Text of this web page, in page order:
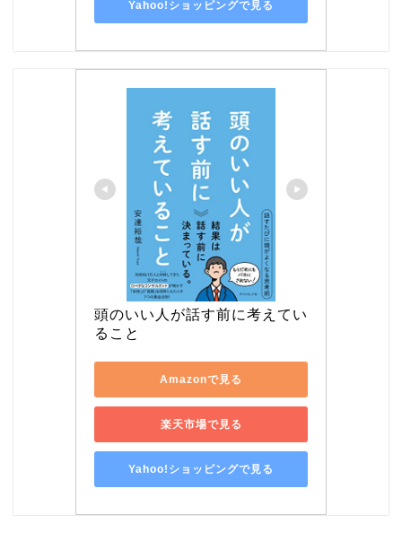
Yahoo!ショッピングで見る
頭のいい人が話す前に考えてい
ること
Amazonで見る
楽天市場で見る
Yahoo!ショッピングで見る